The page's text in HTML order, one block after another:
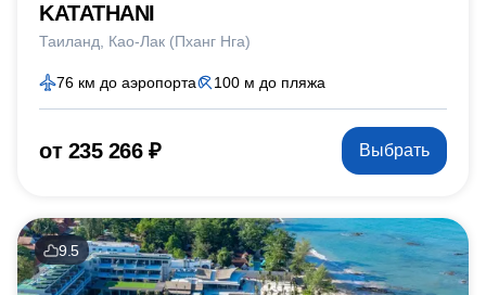
KATATHANI
Таиланд Као-Лак (Пханг Нга)
76 км до аэропорта 100 м до пляжа
от 235 266 ₽ Выбрать
9.5